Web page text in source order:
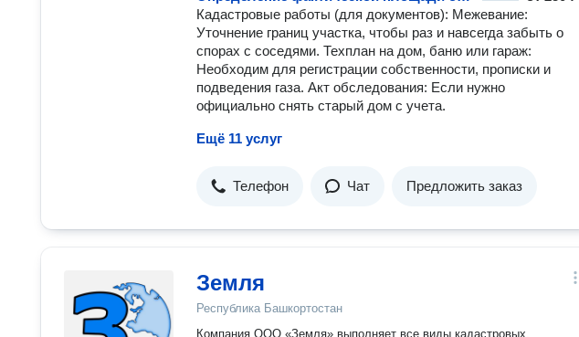
Кадастровые работы (для документов): Межевание:
Уточнение границ участка, чтобы раз и навсегда забыть о
спорах с соседями. Техплан на дом, баню или гараж:
Необходим для регистрации собственности, прописки и
подведения газа. Акт обследования: Если нужно
официально снять старый дом с учета.
Ещё 11 услуг
Телефон Чат Предложить заказ
Земля
Республика Башкортостан
Компания ООО «Земля» выполняет все виды кадастровых,